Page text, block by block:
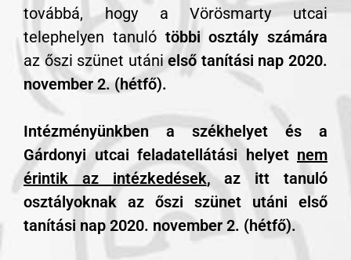
továbbá, hogy a Vörösmarty utcai
telephelyen tanuló többi osztály számára
az őszi szünet utánielső tanítási nap 2020.
november 2. (hétfő).
Intézményünkben a székhelyet és a
Gárdonyi utcai feladatellátási helyet nem
érintik az intézkedések, az itt tanuló
osztályoknak az őszi szünet utáni első
tanítási nap 2020. november 2. (hétfő).